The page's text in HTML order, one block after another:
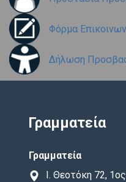
Φόρμα
Δήλωση
Γραμματεία
Γραμματεία
Ι. Θεοτόκη 72,